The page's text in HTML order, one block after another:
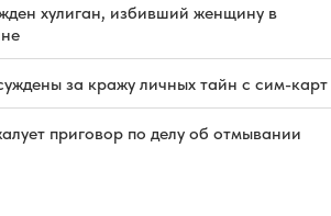
хулиган, избивший женщину в
за кражу личных тайн с сим-карт
приговор по делу об отмывании